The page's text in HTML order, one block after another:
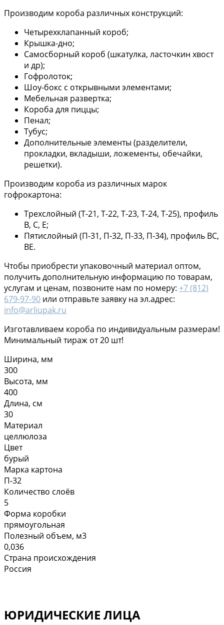
Производим короба различных конструкций:
Четырехклапанный короб;
Крышка-дно;
Самосборный короб (шкатулка, ласточкин хвост
и др);
Гофролоток;
Шоу-бокс с открывными элементами;
Мебельная развертка;
Короба для пиццы;
Пенал;
Тубус;
Дополнительные элементы (разделители,
прокладки, вкладыши, ложементы, обечайки,
решетки).
Производим короба из различных марок
гофрокартона:
Трехслойный (Т-21, Т-22, Т-23, Т-24, Т-25), профиль
В, С, Е;
Пятислойный (П-31, П-32, П-33, П-34), профиль ВС,
ВЕ.
Чтобы приобрести упаковочный материал оптом,
получить дополнительную информацию по товарам,
услугам и ценам, позвоните нам по номеру: +7 (812)
679-97-90 или отправьте заявку на эл.адрес:
info@arliupak.ru
Изготавливаем короба по индивидуальным размерам!
Минимальный тираж от 20 шт!
Ширина, мм
300
Высота, мм
400
Длина, см
30
Материал
целлюлоза
Цвет
бурый
Марка картона
П-32
Количество слоёв
5
Форма коробки
прямоугольная
Полезный объем, м3
0,036
Страна происхождения
Россия
ЮРИДИЧЕСКИЕ ЛИЦА